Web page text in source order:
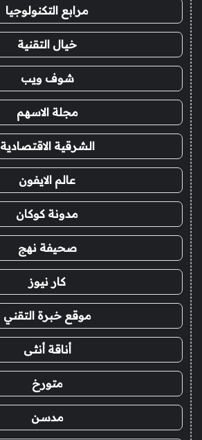
مرابع التكنولوجيا
خيال التقنية
شوف ويب
مجلة الاسهم
الشرقية الاقتصادية
عالم الايفون
مدونة كوكان
صحيفة نهج
كار نيوز
موقع خبرة التقني
أناقة أنثى
متورخ
مدسن